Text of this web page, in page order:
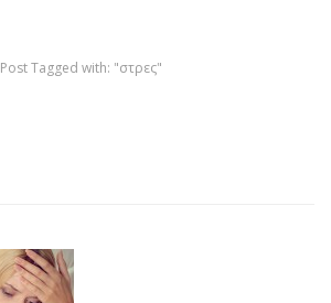
Post Tagged with: "στρες"